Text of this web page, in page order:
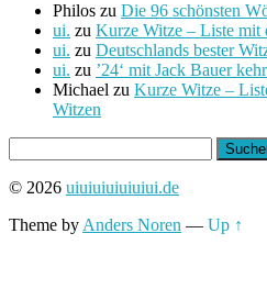
Philos zu Die 96 schönsten
ui. zu Kurze Witze – Liste mit
ui. zu Deutschlands bester
ui. zu ’24‘ mit Jack Bauer
Michael zu Kurze Witze –
Witzen
nach:
© 2026 uiuiuiuiuiuiui.de
Theme by Anders Noren — Up ↑